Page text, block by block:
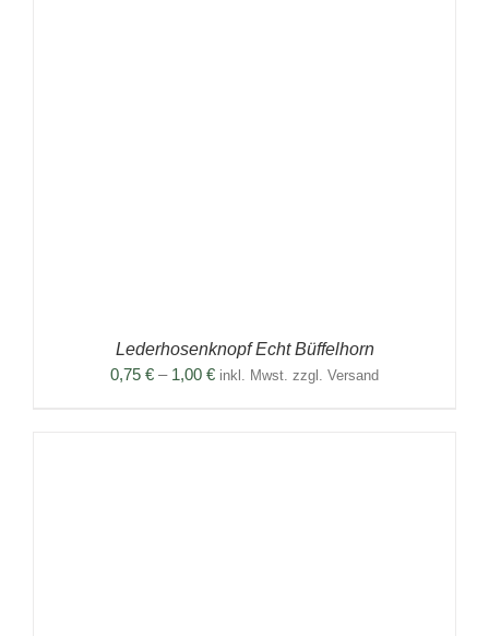
Lederhosenknopf Echt Büffelhorn
0,75 € – 1,00 €Preisspanne:
inkl. Mwst. zzgl. Versand